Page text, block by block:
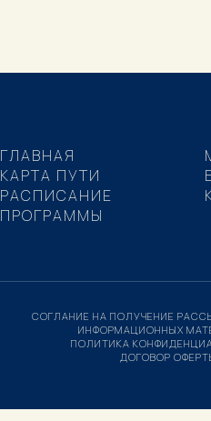
ГЛАВНАЯ
КАРТА ПУТИ
РАСПИСАНИЕ
ПРОГРАММЫ
СОГЛАНИЕ НА ПОЛУЧЕНИЕ
ИНФОРМАЦИОННЫХ
ПОЛИТИКА
ДОГОВОР